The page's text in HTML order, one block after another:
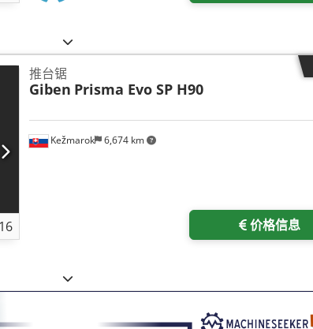
16
Kežmarok 6,674 km
推台锯
Giben Prisma Evo SP H90
价格信息